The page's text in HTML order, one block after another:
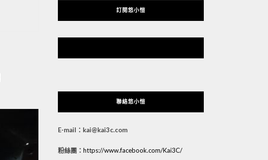
訂閱悠小愷
聯絡悠小愷
E-mail：kai@kai3c.com
粉絲團： https://www.facebook.com/Kai3C/